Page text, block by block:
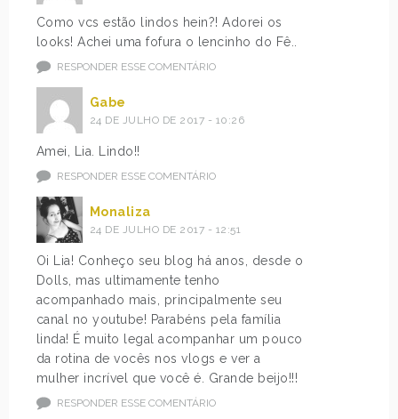
Como vcs estão lindos hein?! Adorei os
looks! Achei uma fofura o lencinho do Fê..
RESPONDER ESSE COMENTÁRIO
Gabe
24 DE JULHO DE 2017 - 10:26
Amei, Lia. Lindo!!
RESPONDER ESSE COMENTÁRIO
Monaliza
24 DE JULHO DE 2017 - 12:51
Oi Lia! Conheço seu blog há anos, desde o
Dolls, mas ultimamente tenho
acompanhado mais, principalmente seu
canal no youtube! Parabéns pela família
linda! É muito legal acompanhar um pouco
da rotina de vocês nos vlogs e ver a
mulher incrível que você é. Grande beijo!!!
RESPONDER ESSE COMENTÁRIO